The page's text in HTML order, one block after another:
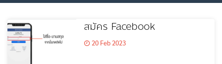
สมัคร Facebook
20 Feb 2023